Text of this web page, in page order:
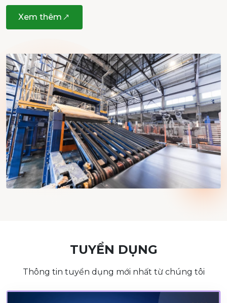
liệu, vật tư sản xuất, các sản phẩm từ giấy, phế
ngành giấy;
Sản xuất các sản phẩm khác từ giấy;
In ấn bao bì;
Bán buôn nhiên liệu rắn, lỏng, khí và các sản
phẩm liên quan;
Bán buôn nông lâm sản nguyên liệu (trừ gỗ, tre,
nứa) và động vật sống;
Vận tải hàng hóa bằng đường bộ;
Vận tải hành khách bằng đường bộ;
Xem thêm
TUYỂN DỤNG
Thông tin tuyển dụng mới nhất từ chúng tôi